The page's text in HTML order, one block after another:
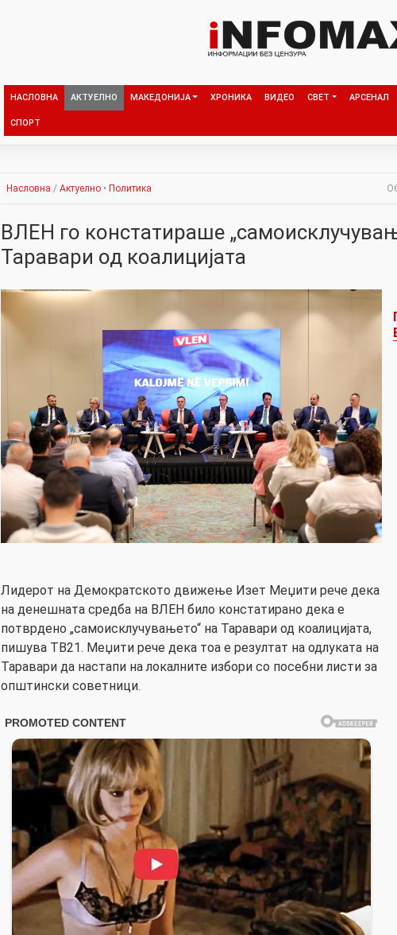
НАСЛОВНА АКТУЕЛНО МАКЕДОНИЈА ХРОНИКА ВИДЕО СВЕТ АРСЕНАЛ
СПОРТ
Насловна / Актуелно • Политика
ВЛЕН го констатираше
Таравари од коалицијата
Лидерот на Демократското движење Изет Меџити рече дека
на денешната средба на ВЛЕН било констатирано дека е
потврдено „самоисклучувањето“ на Таравари од коалицијата,
пишува ТВ21. Меџити рече дека тоа е резултат на одлуката на
Таравари да настапи на локалните избори со посебни листи за
општински советници.